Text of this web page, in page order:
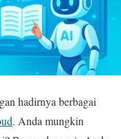
hadirnya berbagai
. Anda mungkin